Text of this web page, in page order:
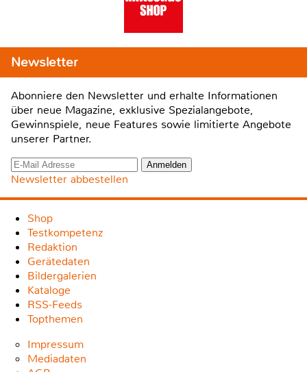
Newsletter
Abonniere den Newsletter und erhalte Informationen
über neue Magazine, exklusive Spezialangebote,
Gewinnspiele, neue Features sowie limitierte Angebote
unserer Partner.
Newsletter abbestellen
Shop
Testkompetenz
Redaktion
Gerätedaten
Bildergalerien
Kataloge
RSS-Feeds
Topthemen
Impressum
Mediadaten